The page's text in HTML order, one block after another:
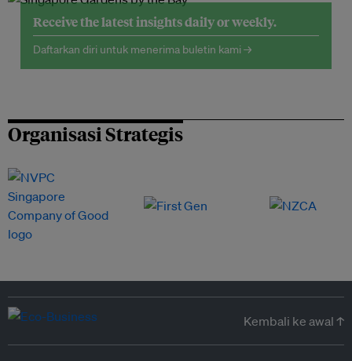
Receive the latest insights daily or weekly.
Daftarkan diri untuk menerima buletin kami →
Organisasi Strategis
Kembali ke awal ↑